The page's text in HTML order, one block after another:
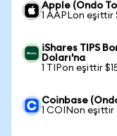
Apple (Ondo
1 AAPLon eşittir
iShares TIPS
Doları'na
1 TIPon eşittir
Coinbase
1 COINon eşittir